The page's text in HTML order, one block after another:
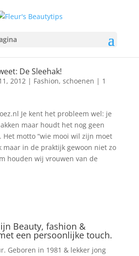
De Sleehak!
2012| Fashion, schoenen | 1
Je kent het probleem wel: je
maar houdt het nog geen
motto “wie mooi wil zijn moet
maar in de praktijk gewoon niet zo
houden wij vrouwen van de
Beauty, fashion &
een persoonlijke touch.
Geboren in 1981 & lekker jong